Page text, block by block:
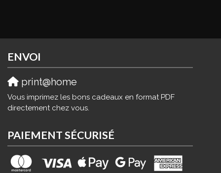
ENVOI
print@home
Vous imprimez les bons cadeaux en format PDF
directement chez vous.
PAIEMENT SÉCURISÉ